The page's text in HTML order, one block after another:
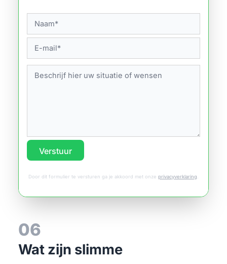
Verstuur
Door dit formulier te versturen ga je akkoord met onze privacyverklaring
06
Wat zijn slimme